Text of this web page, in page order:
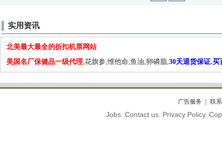
实用资讯
北美最大最全的折扣机票网站
美国名厂保健品一级代理,花旗参,维他命,鱼油,卵磷脂,30天退货保证.买
广告服务 联
Jobs. Contact us. Privacy Policy.